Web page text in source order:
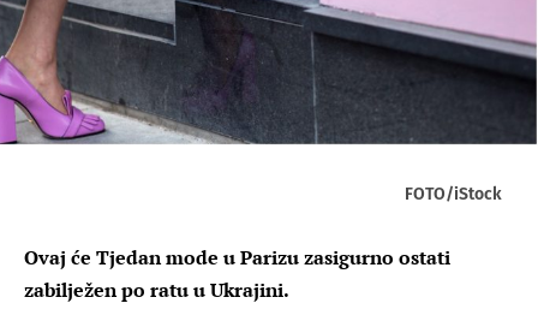
FOTO/iStock
Ovaj će Tjedan mode u Parizu zasigurno ostati
zabilježen po ratu u Ukrajini.